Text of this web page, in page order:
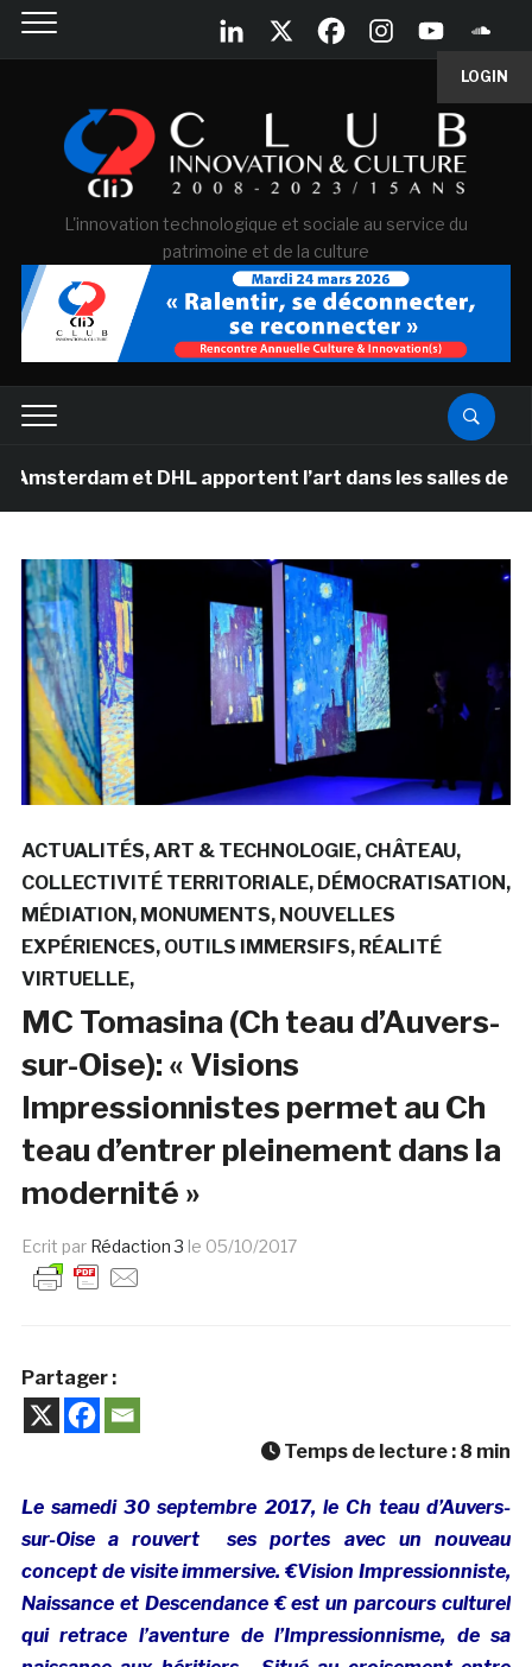
LOGIN
L'innovation technologique et sociale au service du
patrimoine et de la culture
et DHL apportent l’art dans les salles de classe
ACTUALITÉS ART & TECHNOLOGIE CHÂTEAU
COLLECTIVITÉ TERRITORIALE DÉMOCRATISATION
MÉDIATION MONUMENTS NOUVELLES
EXPÉRIENCES OUTILS IMMERSIFS RÉALITÉ
VIRTUELLE
MC Tomasina (Ch teau d’Auvers-
sur-Oise): « Visions
Impressionnistes permet au Ch
teau d’entrer pleinement dans la
modernité »
Ecrit par Rédaction 3 le 05/10/2017
Partager :
Temps de lecture : 8 min
Le samedi 30 septembre 2017, le Ch teau d’Auvers-
sur-Oise a rouvert ses portes avec un nouveau
concept de visite immersive. €Vision Impressionniste,
Naissance et Descendance € est un parcours culturel
qui retrace l’aventure de l’Impressionnisme, de sa